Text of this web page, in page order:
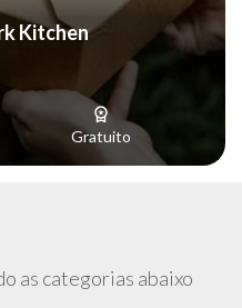
Kitchen
Gratuito
as categorias abaixo